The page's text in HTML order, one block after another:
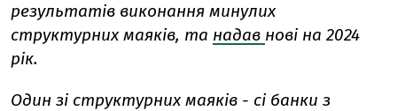
результатів виконання минулих
структурних маяків, та надав нові на 2024
рік.
Один зі структурних маяків - сі банки з